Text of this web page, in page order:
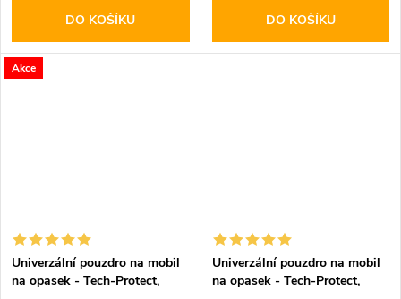
DO KOŠÍKU DO KOŠÍKU
Akce
Univerzální pouzdro na mobil
na opasek - Tech-Protect,
Univerzální pouzdro na mobil
na opasek - Tech-Protect,